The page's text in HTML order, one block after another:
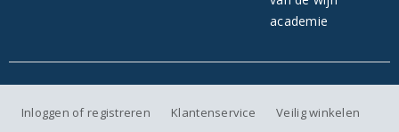
Inloggen of registreren Klantenservice
Veilig winkelen